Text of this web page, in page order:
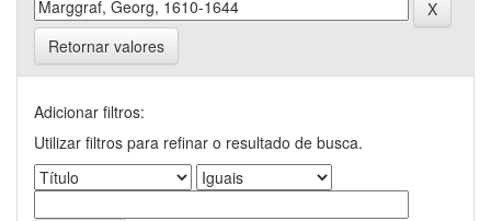
Retornar valores
Adicionar filtros:
Utilizar filtros para refinar o resultado de busca.